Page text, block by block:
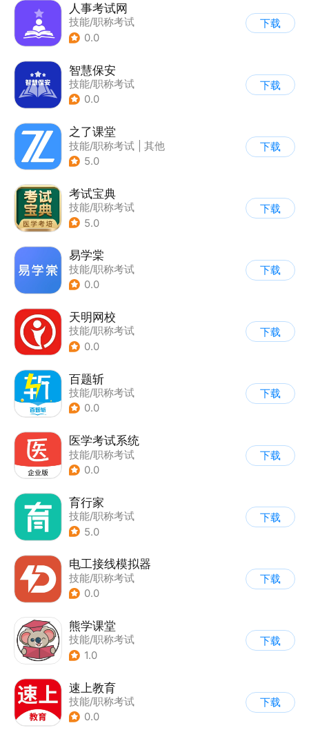
人事考试网
技能/职称考试
0.0
下载
智慧保安
技能/职称考试
0.0
下载
之了课堂
技能/职称考试
其他
5.0
下载
考试宝典
技能/职称考试
5.0
下载
易学棠
技能/职称考试
0.0
下载
天明网校
技能/职称考试
0.0
下载
百题斩
技能/职称考试
0.0
下载
医学考试系统
技能/职称考试
0.0
下载
育行家
技能/职称考试
5.0
下载
电工接线模拟器
技能/职称考试
0.0
下载
熊学课堂
技能/职称考试
1.0
下载
速上教育
技能/职称考试
0.0
下载